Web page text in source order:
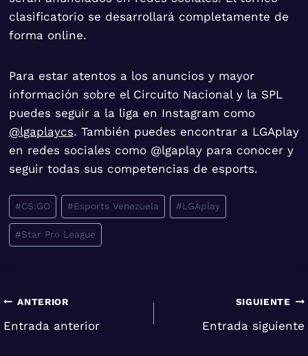
clasificatorio se desarrollará completamente de
forma online.
Para estar atentos a los anuncios y mayor
información sobre el Circuito Nacional y la SPL
puedes seguir a la liga en Instagram como
@lgaplaycs. También puedes encontrar a LGAplay
en redes sociales como @lgaplay para conocer y
seguir todas sus competencias de esports.
Etiquetas
de
la
#CS:GO #Esports Venezuela #LGAplay
#Star Pro League
Navegación
de
ANTERIOR
Entrada anterior
SIGUIENTE
Entrada siguiente